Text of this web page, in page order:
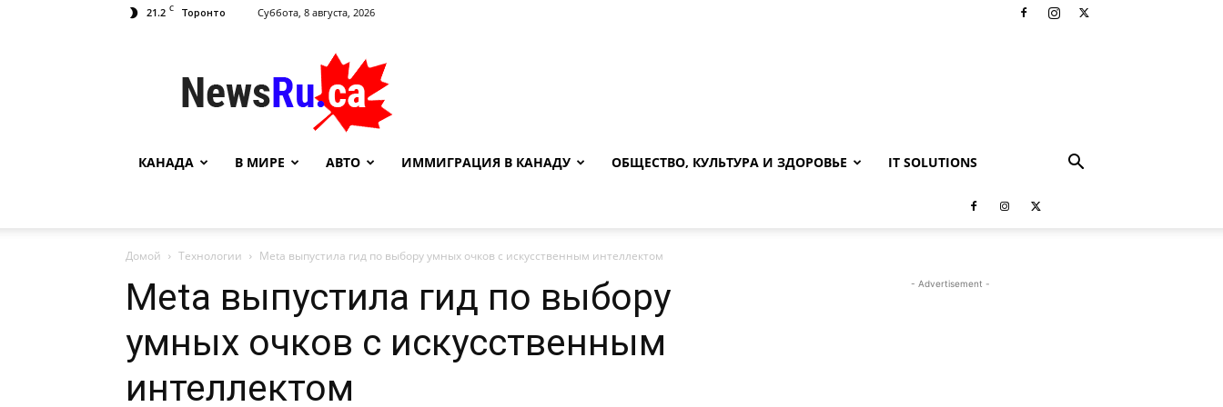
21.2 C Торонто Суббота, 8 августа, 2026
NewsRu.Ca
КАНАДА В МИРЕ АВТО ИММИГРАЦИЯ В КАНАДУ ОБЩЕСТВО, КУЛЬТУРА И ЗДОРОВЬЕ IT SOLUTIONS
Домой Технологии Meta выпустила гид по выбору умных очков с искусственным интеллектом
Meta выпустила гид по выбору
умных очков с искусственным
интеллектом
- Advertisement -